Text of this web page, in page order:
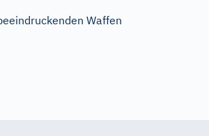
Waffen